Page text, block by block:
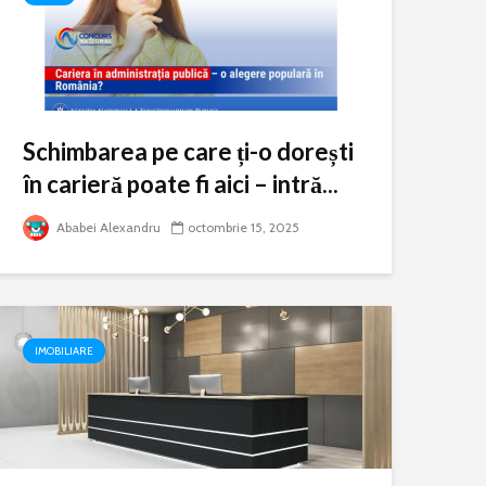
Schimbarea pe care ți-o dorești
în carieră poate fi aici – intră...
Ababei Alexandru octombrie 15, 2025
IMOBILIARE